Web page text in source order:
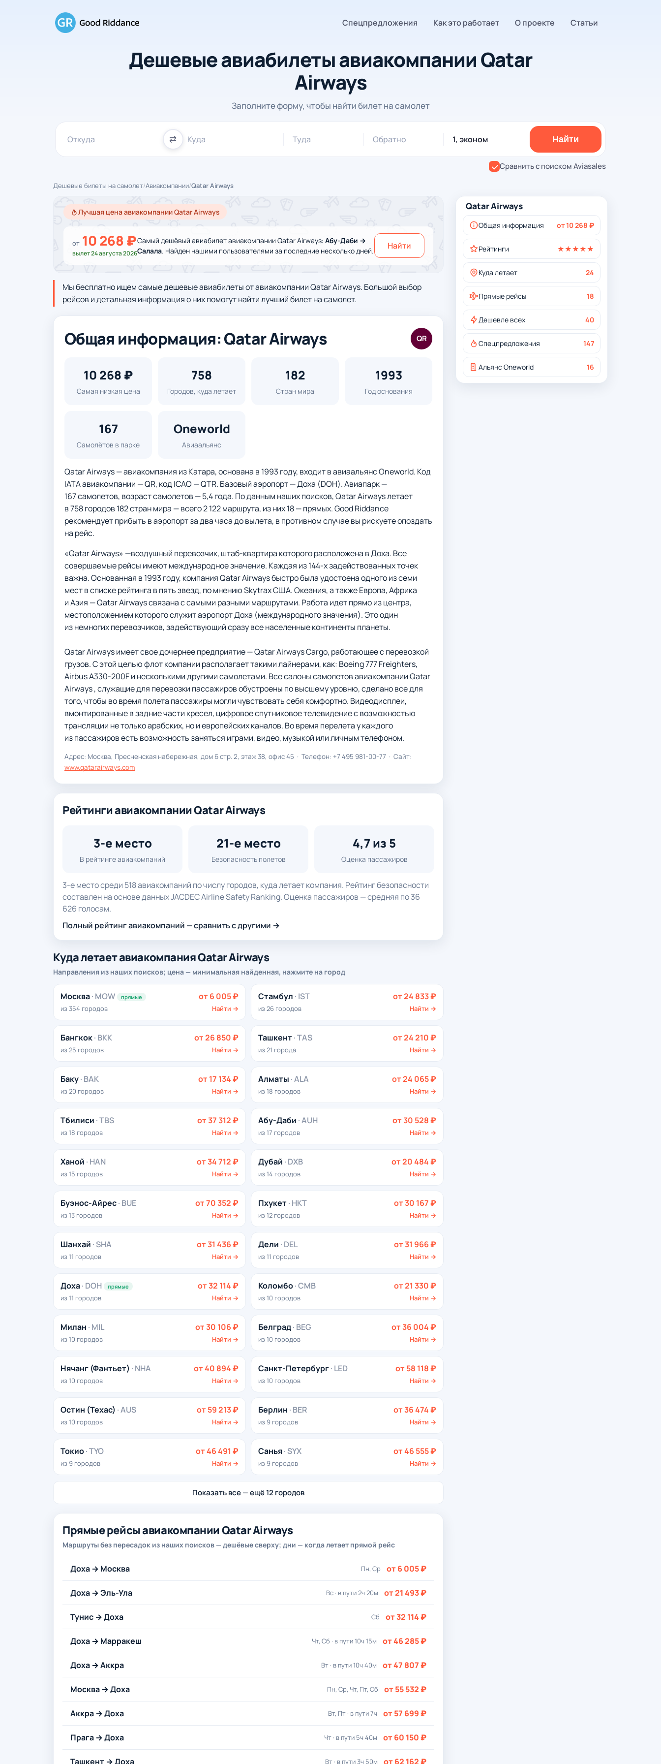
Спецпредложения Как это работает О проекте Статьи
Дешевые авиабилеты авиакомпании Qatar
Airways
Заполните форму, чтобы найти билет на самолет
⇄ Туда Обратно 1, эконом Найти
Сравнить с поиском Aviasales
Дешевые билеты на самолет/Авиакомпании/Qatar Airways
Лучшая цена авиакомпании Qatar Airways
от 10 268 ₽
вылет 24 августа 2026
Самый дешёвый авиабилет авиакомпании Qatar Airways: Абу-Даби →
Салала. Найден нашими пользователями за последние несколько дней. Найти
Мы бесплатно ищем самые дешевые авиабилеты от авиакомпании Qatar Airways. Большой выбор
рейсов и детальная информация о них помогут найти лучший билет на самолет.
Общая информация: Qatar Airways QR
10 268 ₽
Самая низкая цена
758
Городов, куда летает
182
Стран мира
1993
Год основания
167
Самолётов в парке
Oneworld
Авиаальянс
Qatar Airways — авиакомпания из Катара, основана в 1993 году, входит в авиаальянс Oneworld. Код
IATA авиакомпании — QR, код ICAO — QTR. Базовый аэропорт — Доха (DOH). Авиапарк —
167 самолетов, возраст самолетов — 5,4 года. По данным наших поисков, Qatar Airways летает
в 758 городов 182 стран мира — всего 2 122 маршрута, из них 18 — прямых. Good Riddance
рекомендует прибыть в аэропорт за два часа до вылета, в противном случае вы рискуете опоздать
на рейс.
«Qatar Airways» —воздушный перевозчик, штаб-квартира которого расположена в Доха. Все
совершаемые рейсы имеют международное значение. Каждая из 144-х задействованных точек
важна. Основанная в 1993 году, компания Qatar Airways быстро была удостоена одного из семи
мест в списке рейтинга в пять звезд, по мнению Skytrax США. Океания, а также Европа, Африка
и Азия — Qatar Airways связана с самыми разными маршрутами. Работа идет прямо из центра,
местоположением которого служит аэропорт Доха (международного значения). Это один
из немногих перевозчиков, задействующий сразу все населенные континенты планеты.
Qatar Airways имеет свое дочернее предприятие — Qatar Airways Cargo, работающее с перевозкой
грузов. С этой целью флот компании располагает такими лайнерами, как: Boeing 777 Freighters,
Airbus A330-200F и несколькими другими самолетами. Все салоны самолетов авиакомпании Qatar
Airways , служащие для перевозки пассажиров обустроены по высшему уровню, сделано все для
того, чтобы во время полета пассажиры могли чувствовать себя комфортно. Видеодисплеи,
вмонтированные в задние части кресел, цифровое спутниковое телевидение с возможностью
трансляции не только арабских, но и европейских каналов. Во время перелета у каждого
из пассажиров есть возможность заняться играми, видео, музыкой или личным телефоном.
Адрес: Москва, Пресненская набережная, дом 6 стр. 2, этаж 38, офис 45 · Телефон: +7 495 981-00-77 · Сайт:
www.qatarairways.com
Рейтинги авиакомпании Qatar Airways
3-е место
В рейтинге авиакомпаний
21-е место
Безопасность полетов
4,7 из 5
Оценка пассажиров
3-е место среди 518 авиакомпаний по числу городов, куда летает компания. Рейтинг безопасности
составлен на основе данных JACDEC Airline Safety Ranking. Оценка пассажиров — средняя по 36
626 голосам.
Полный рейтинг авиакомпаний — сравнить с другими →
Куда летает авиакомпания Qatar Airways
Направления из наших поисков; цена — минимальная найденная, нажмите на город
Москва· MOW прямые
из 354 городов
от 6 005 ₽
Найти →
Стамбул · IST
из 26 городов
от 24 833 ₽
Найти →
Бангкок· BKK
из 25 городов
от 26 850 ₽
Найти →
Ташкент· TAS
из 21 города
от 24 210 ₽
Найти →
Баку· BAK
из 20 городов
от 17 134 ₽
Найти →
Алматы · ALA
из 18 городов
от 24 065 ₽
Найти →
Тбилиси · TBS
из 18 городов
от 37 312 ₽
Найти →
Абу-Даби · AUH
из 17 городов
от 30 528 ₽
Найти →
Ханой · HAN
из 15 городов
от 34 712 ₽
Найти →
Дубай · DXB
из 14 городов
от 20 484 ₽
Найти →
Буэнос-Айрес· BUE
из 13 городов
от 70 352 ₽
Найти →
Пхукет· HKT
из 12 городов
от 30 167 ₽
Найти →
Шанхай · SHA
из 11 городов
от 31 436 ₽
Найти →
Дели · DEL
из 11 городов
от 31 966 ₽
Найти →
Доха· DOH прямые
из 11 городов
от 32 114 ₽
Найти →
Коломбо· CMB
из 10 городов
от 21 330 ₽
Найти →
Милан · MIL
из 10 городов
от 30 106 ₽
Найти →
Белград· BEG
из 10 городов
от 36 004 ₽
Найти →
Нячанг (Фантьет) · NHA
из 10 городов
от 40 894 ₽
Найти →
Санкт-Петербург· LED
из 10 городов
от 58 118 ₽
Найти →
Остин (Техас) · AUS
из 10 городов
от 59 213 ₽
Найти →
Берлин · BER
из 9 городов
от 36 474 ₽
Найти →
Токио· TYO
из 9 городов
от 46 491 ₽
Найти →
Санья· SYX
из 9 городов
от 46 555 ₽
Найти →
Показать все — ещё 12 городов
Прямые рейсы авиакомпании Qatar Airways
Маршруты без пересадок из наших поисков — дешёвые сверху; дни — когда летает прямой рейс
Доха → Москва Пн, Ср от 6 005 ₽
Доха → Эль-Ула Вс · в пути 2ч 20м от 21 493 ₽
Тунис → Доха Сб от 32 114 ₽
Доха → Марракеш Чт, Сб · в пути 10ч 15м от 46 285 ₽
Доха → Аккра Вт · в пути 10ч 40м от 47 807 ₽
Москва → Доха Пн, Ср, Чт, Пт, Сб от 55 532 ₽
Аккра → Доха Вт, Пт · в пути 7ч от 57 699 ₽
Прага → Доха Чт · в пути 5ч 40м от 60 150 ₽
Ташкент → Доха Вт · в пути 3ч 50м от 62 162 ₽
Qatar Airways
Общая информация от 10 268 ₽
Рейтинги ★★★★★
Куда летает 24
Прямые рейсы 18
Дешевле всех 40
Спецпредложения 147
Альянс Oneworld 16